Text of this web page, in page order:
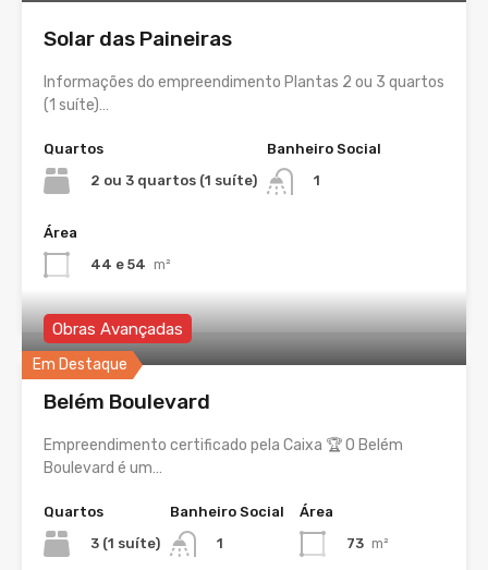
Solar das Paineiras
Informações do empreendimento Plantas 2 ou 3 quartos
(1 suíte)…
Quartos
2 ou 3 quartos (1 suíte)
Banheiro Social
1
Área
44 e 54 m²
Em Destaque
Obras Avançadas
Belém Boulevard
Empreendimento certificado pela Caixa 🏆 O Belém
Boulevard é um…
Quartos
3 (1 suíte)
Banheiro Social
1
Área
73 m²